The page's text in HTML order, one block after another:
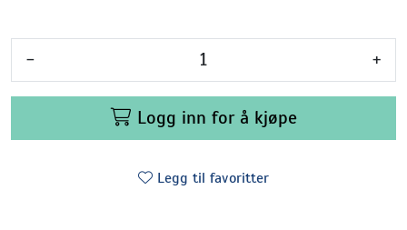
- +
Logg inn for å kjøpe
Legg til favoritter